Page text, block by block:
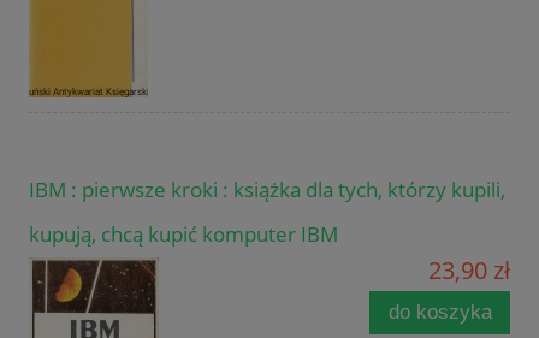
IBM : pierwsze kroki : książka dla tych, którzy kupili,
kupują, chcą kupić komputer IBM
23,90 zł
do koszyka